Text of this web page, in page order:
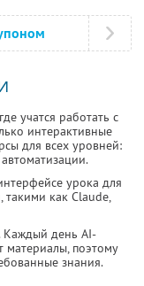
учатся работать с
интерактивные
для всех уровней:
урока для
такими как Claude,
Каждый день AI-
материалы, поэтому
знания.